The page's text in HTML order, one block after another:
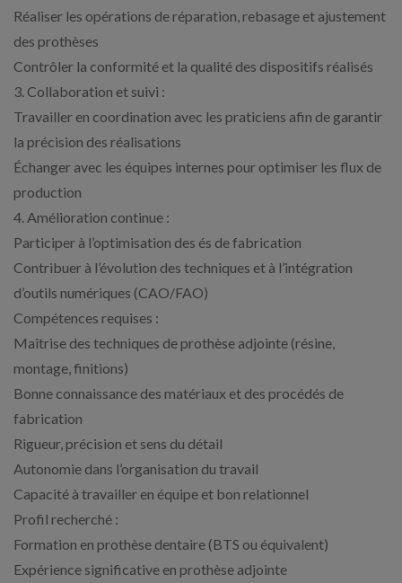
Réaliser les opérations de réparation, rebasage et ajustement
des prothèses
Contrôler la conformité et la qualité des dispositifs réalisés
3. Collaboration et suivi :
Travailler en coordination avec les praticiens afin de garantir
la précision des réalisations
Échanger avec les équipes internes pour optimiser les flux de
production
4. Amélioration continue :
Participer à l’optimisation des és de fabrication
Contribuer à l’évolution des techniques et à l’intégration
d’outils numériques (CAO/FAO)
Compétences requises :
Maîtrise des techniques de prothèse adjointe (résine,
montage, finitions)
Bonne connaissance des matériaux et des procédés de
fabrication
Rigueur, précision et sens du détail
Autonomie dans l’organisation du travail
Capacité à travailler en équipe et bon relationnel
Profil recherché :
Formation en prothèse dentaire (BTS ou équivalent)
Expérience significative en prothèse adjointe